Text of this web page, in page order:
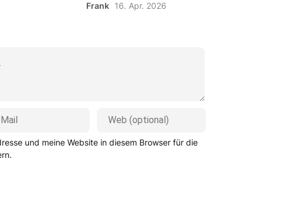
Frank 16. Apr. 2026
und meine Website in diesem Browser für die